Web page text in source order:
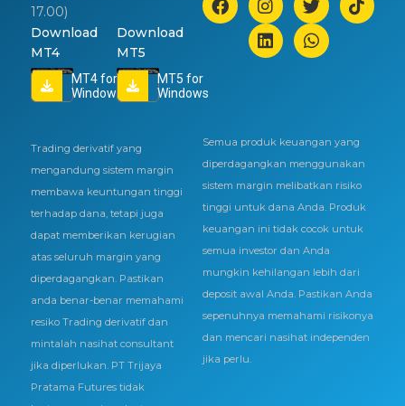
17.00)
Download
MT4
MT4 for
Windows
Download
MT5
MT5 for
Windows
Trading derivatif yang
mengandung sistem margin
membawa keuntungan tinggi
terhadap dana, tetapi juga
dapat memberikan kerugian
atas seluruh margin yang
diperdagangkan. Pastikan
anda benar-benar memahami
resiko Trading derivatif dan
mintalah nasihat consultant
jika diperlukan. PT Trijaya
Pratama Futures tidak
Semua produk keuangan yang
diperdagangkan menggunakan
sistem margin melibatkan risiko
tinggi untuk dana Anda. Produk
keuangan ini tidak cocok untuk
semua investor dan Anda
mungkin kehilangan lebih dari
deposit awal Anda. Pastikan Anda
sepenuhnya memahami risikonya
dan mencari nasihat independen
jika perlu.